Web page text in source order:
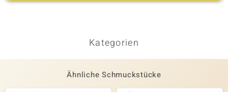
Kategorien
Ähnliche Schmuckstücke